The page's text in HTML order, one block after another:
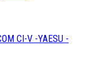
CI-V -YAESU -